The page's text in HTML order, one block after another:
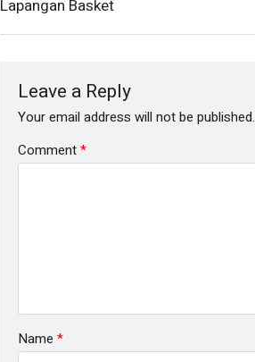
Lapangan Basket
Leave a Reply
Your email address will not be published.
Comment*
Name *